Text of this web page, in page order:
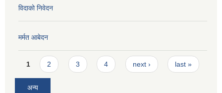
विदाको निवेदन
मर्मत आबेदन
Pages
1 2 3 4 next › last »
अन्य